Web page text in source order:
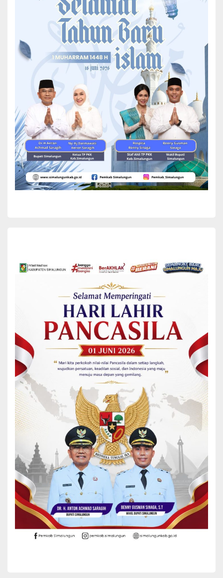
“Kita akan benahi infrastruktur pendukung lokasi objek wisata air
panas ini, terutama jalan menuju lokasi ini, sehingga objek wisata
ini menjadi salah satu tujuan destinasi wisata di Kabupaten
Simalungun. Karena ini luar biasa,”ujar Bupati yang di dampingi
Ketua TP PKK Simalungun Ny Ratnawati Hasiholan Sinaga, Kamis
23/09/2021.
Bupati meminta kepada masyarakat untuk memberikan
dukungannya dalam pembenahan objek wisata tersebut.
“Janganlah ketika pemerintah melakukan pembenahan di lokasi ini,
masyarakat menuntut ganti rugi. Mari sama-sama kita majukan
objek wisata ini agat lebih baik, sehingga wisatawan datang ke
lokasi wisata ini,”kata Bupati sembari mengajak masyarakat untuk
menjaga dan merawat lokasi wisata tersebut agar tetap lestari.
Turut mendampingi Bupati dalam kunjungan ke lokasi wisata
tersebut Anggota DPRD Simalungun Saida Purba Kadis PU Benny